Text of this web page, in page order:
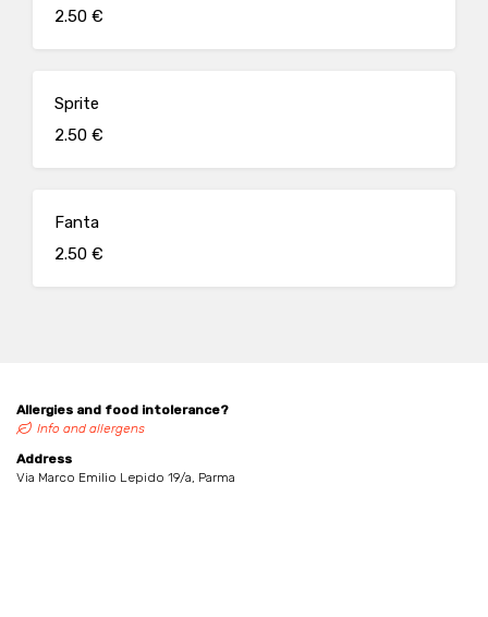
2.50 €
Sprite
2.50 €
Fanta
2.50 €
Allergies and food intolerance?
Info and allergens
Address
Via Marco Emilio Lepido 19/a, Parma